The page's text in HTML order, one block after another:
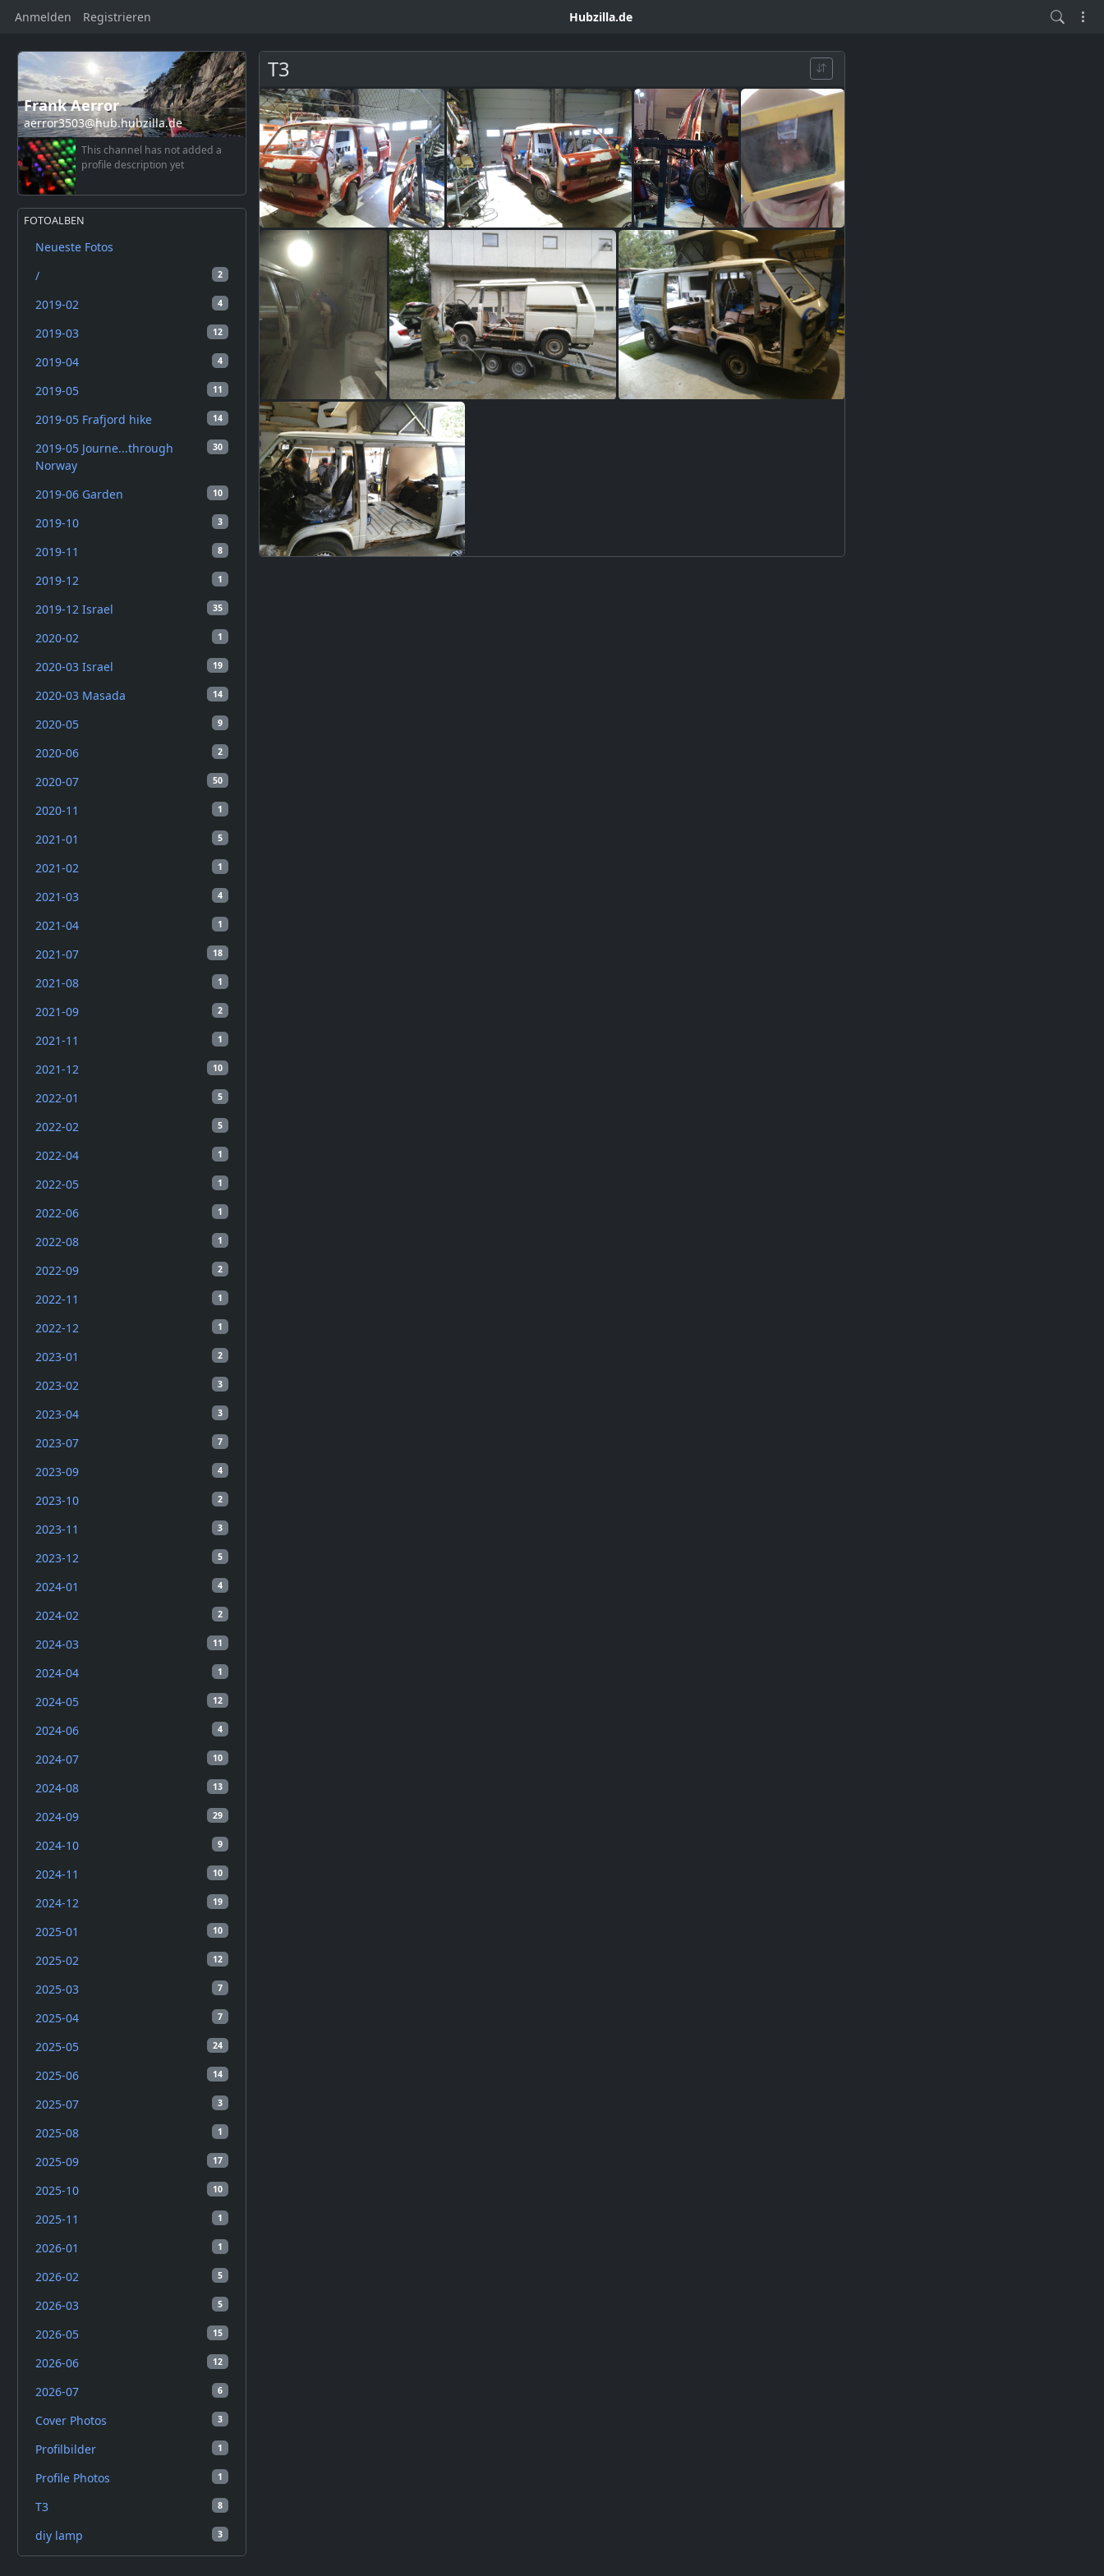
Anmelden Registrieren Hubzilla.de
Frank Aerror
aerror3503@hub.hubzilla.de
This channel has not added a
profile description yet
FOTOALBEN
Neueste Fotos
2
/
4
2019-02
12
2019-03
4
2019-04
11
2019-05
14
2019-05 Frafjord hike
30
2019-05 Journe...through
Norway
10
2019-06 Garden
3
2019-10
8
2019-11
1
2019-12
35
2019-12 Israel
1
2020-02
19
2020-03 Israel
14
2020-03 Masada
9
2020-05
2
2020-06
50
2020-07
1
2020-11
5
2021-01
1
2021-02
4
2021-03
1
2021-04
18
2021-07
1
2021-08
2
2021-09
1
2021-11
10
2021-12
5
2022-01
5
2022-02
1
2022-04
1
2022-05
1
2022-06
1
2022-08
2
2022-09
1
2022-11
1
2022-12
2
2023-01
3
2023-02
3
2023-04
7
2023-07
4
2023-09
2
2023-10
3
2023-11
5
2023-12
4
2024-01
2
2024-02
11
2024-03
1
2024-04
12
2024-05
4
2024-06
10
2024-07
13
2024-08
29
2024-09
9
2024-10
10
2024-11
19
2024-12
10
2025-01
12
2025-02
7
2025-03
7
2025-04
24
2025-05
14
2025-06
3
2025-07
1
2025-08
17
2025-09
10
2025-10
1
2025-11
1
2026-01
5
2026-02
5
2026-03
15
2026-05
12
2026-06
6
2026-07
3
Cover Photos
1
Profilbilder
1
Profile Photos
8
T3
3
diy lamp
T3